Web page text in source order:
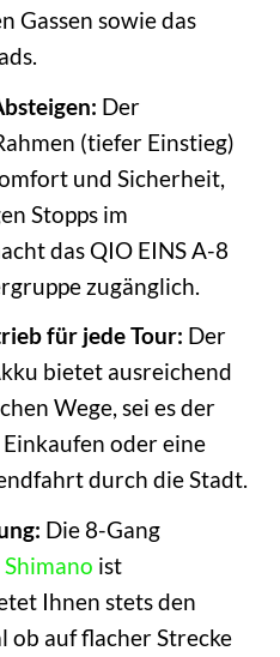
Gassen sowie das
Der
(tiefer Einstieg)
und Sicherheit,
Stopps im
das QIO EINS A-8
zugänglich.
für jede Tour: Der
bietet ausreichend
Wege, sei es der
oder eine
durch die Stadt.
Die 8-Gang
Shimano ist
Ihnen stets den
ob auf flacher Strecke